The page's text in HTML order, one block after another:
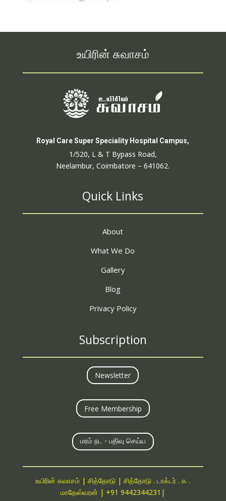
உயிரின் சுவாசம்
Royal Care Super Speciality Hospital Campus,
1/520, L & T Bypass Road,
Neelambur, Coimbatore – 641062.
Quick Links
About
What We Do
Gallery
Blog
Privacy Policy
Subscription
Newsletter
Free Membership
மரம் நட - பதிவு செய்ய
உயிரின் சுவாசம் | சித்தோடு | சித்தோடு . டாக்டர் . க .
மாதேஸ்வரன் | +91 9442344231